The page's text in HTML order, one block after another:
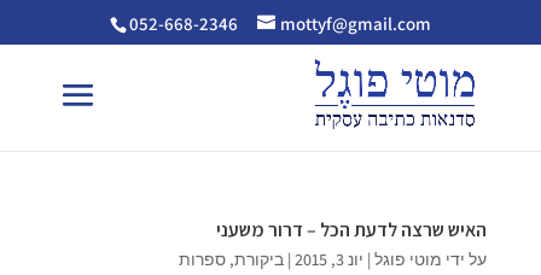
052-668-2346 mottyf@gmail.com
האיש שרצה לדעת הכל – דרור משעני
על ידי מוטי פוגל| יונ 3, 2015 | ביקורת, ספרות